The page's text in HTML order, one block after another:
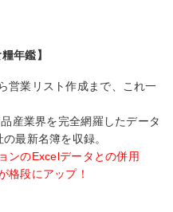
年鑑】
営業リスト作成まで、これ一
産業界を完全網羅したデータ
最新名簿を収録。
ンのExcelデータとの併用
格段にアップ！